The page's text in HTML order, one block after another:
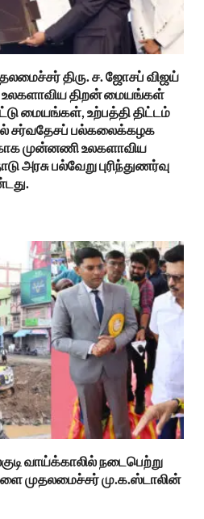
திரு. ச. ஜோசப் விஜய்
திறன் மையங்கள்
மையங்கள், உற்பத்தி திட்டம்
சர்வதேசப் பல்கலைக்கழக
முன்னணி உலகளாவிய
அரசு பல்வேறு புரிந்துணர்வு
வாய்க்காலில் நடைபெற்று
முதலமைச்சர் மு.க.ஸ்டாலின்